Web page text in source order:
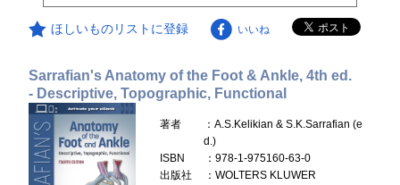
ほしいものリストに登録 いいね
Sarrafian's Anatomy of the Foot & Ankle, 4th ed.
- Descriptive, Topographic, Functional
著者
：A.S.Kelikian & S.K.Sarrafian (e
d.)
ISBN
：978-1-975160-63-0
出版社
：WOLTERS KLUWER